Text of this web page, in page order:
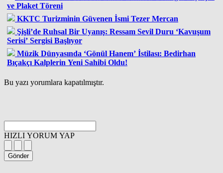
ve Plaket Töreni
KKTC Turizminin Güvenen İsmi Tezer Mercan
Şişli’de Ruhsal Bir Uyanış: Ressam Sevil Duru ‘Kavuşum
Serisi’ Sergisi Başlıyor
Müzik Dünyasında ‘Gönül Hanem’ İstilası: Bedirhan
Bıçakçı Kalplerin Yeni Sahibi Oldu!
Bu yazı yorumlara kapatılmıştır.
HIZLI YORUM YAP
Gönder